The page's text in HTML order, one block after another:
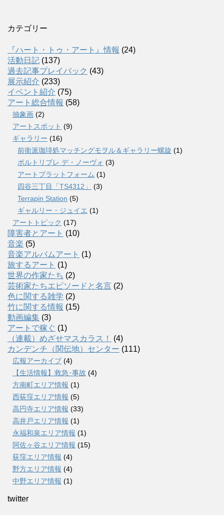
カテゴリー
『ハート・トゥ・アート』情報 (24)
活動日記 (137)
過去記事プレイバック (43)
展示紹介 (233)
イベント紹介 (75)
アート総合情報 (58)
抽象画 (2)
アートスポット (9)
ギャラリー (16)
前衛派珈琲処マッチングモヲル＆ギャラリー螺旋 (1)
ポルトリブレ デ・ノーヴォ (3)
アートプラットフォーム (1)
四谷三丁目「TS4312」
(3)
Terrapin Station (5)
ギャルリー・ジュイエ (1)
アートトピック (17)
障害者とアート (10)
音楽 (5)
音楽アルバムアート (1)
旅するアート (1)
世界の作家たち (2)
芸術家たちエピソードと名言 (2)
色に関する雑学 (2)
竹に関する情報 (15)
動画編集 (3)
アートで稼ぐ (1)
（連載）めざせマスカラス！
(4)
カンデンチ（関伝地）センター (111)
広報アーカイブ (4)
【生活情報】救急･事故 (4)
方南町エリア情報 (1)
西荻窪エリア情報 (5)
高円寺エリア情報 (33)
高井戸エリア情報 (1)
永福和泉エリア情報 (1)
阿佐ヶ谷エリア情報 (15)
荻窪エリア情報 (4)
野方エリア情報 (4)
中野エリア情報 (1)
twitter